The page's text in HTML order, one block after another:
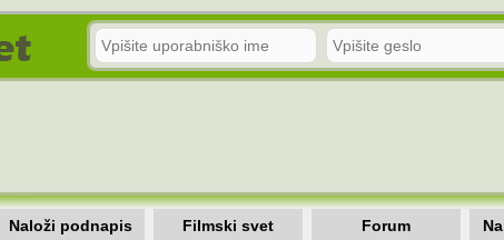
Naloži podnapis Filmski svet Forum